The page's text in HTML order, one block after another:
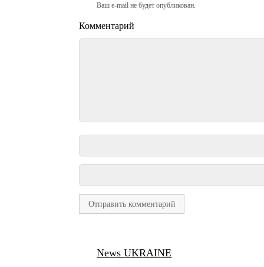
Ваш e-mail не будет опубликован.
Комментарий
News UKRAINE